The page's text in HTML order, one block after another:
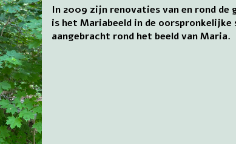
In 2009 zijn renovaties van en rond
is het Mariabeeld in de
aangebracht rond het beeld van Maria.